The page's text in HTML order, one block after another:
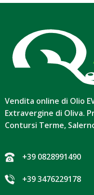
Vendita online di Olio
Extravergine di Oliva.
Contursi Terme,
+39 0828991490
+39 3476229178